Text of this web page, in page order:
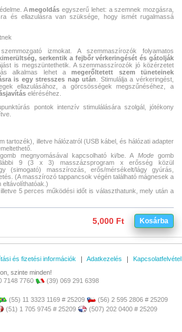
Amegoldás egyszerű lehet: a szemnek mozgásra,
és ellazulásra van szüksége, hogy ismét rugalmassá
izmokat. A szemmaszírozók folyamatos
serkentik a fejbőr vérkeringését és gátolják
is megszüntethetik. A szemmasszírozók jó közérzetet
alkalmas lehet amegerőltetett szem tüneteinek
is egy stresszes nap után
. Stimulálja a vérkeringést,
ellazulásához, a görcsösségek megszűnéséhez, a
eléréséhez.
pontok intenzív stimulálására szolgál, jótékony
tartozék), illetve hálózatról (USB kábel, és hálózati adapter
megnyomásával kapcsolható ki/be. A Modegomb
9 (3 x 3) masszázsprogram x erősség közül
(simogató) masszírozás, erős/mérsékelt/lágy gyúrás,
(A masszírozó tappancsok végén található mágnesek a
5 perces működési időt is választhatunk, mely után a
5,000 Ft Kosárba
és fizetési információk Adatkezelés
Kapcsolatfelvétel
szinte minden!
7148 7760
(39) 069 291 6398
(55) 11 3323 1169 # 25209
(56) 2 595 2806 # 25209
(51) 1 705 9745 # 25209
(507) 202 0400 # 25209